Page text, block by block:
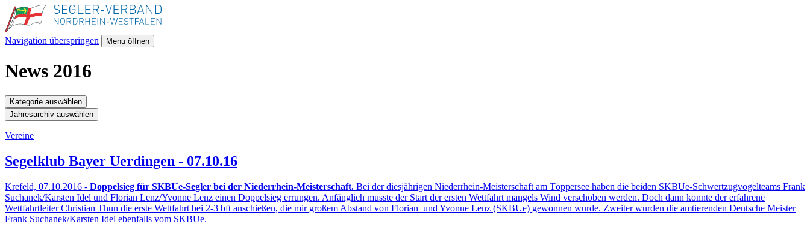
Navigation überspringen Menu öffnen
News 2016
Kategorie auswählen
Jahresarchiv auswählen
Vereine
Segelklub Bayer Uerdingen - 07.10.16
Krefeld, 07.10.2016 - Doppelsieg für SKBUe-Segler bei der Niederrhein-Meisterschaft. Bei der diesjährigen Niederrhein-Meisterschaft am Töppersee haben die beiden SKBUe-Schwertzugvogelteams Frank
Suchanek/Karsten Idel und Florian Lenz/Yvonne Lenz einen Doppelsieg errungen. Anfänglich musste der Start der ersten Wettfahrt mangels Wind verschoben werden. Doch dann konnte der erfahrene
Wettfahrtleiter Christian Thun die erste Wettfahrt bei 2-3 bft anschießen, die mir großem Abstand von Florian und Yvonne Lenz (SKBUe) gewonnen wurde. Zweiter wurden die amtierenden Deutsche Meister
Frank Suchanek/Karsten Idel ebenfalls vom SKBUe.